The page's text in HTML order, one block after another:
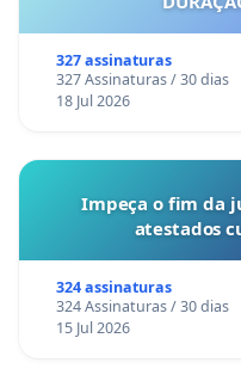
327 assinaturas
327 Assinaturas / 30 dias
18 Jul 2026
Impeça o fim da
atestados
324 assinaturas
324 Assinaturas / 30 dias
15 Jul 2026